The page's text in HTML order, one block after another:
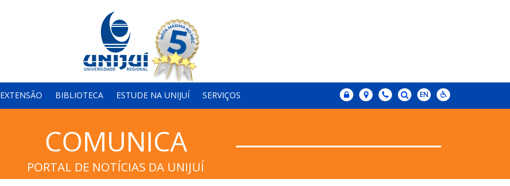
EXTENSÃO BIBLIOTECA ESTUDE NA UNIJUÍ SERVIÇOS
COMUNICA
PORTAL DE NOTÍCIAS DA UNIJUÍ